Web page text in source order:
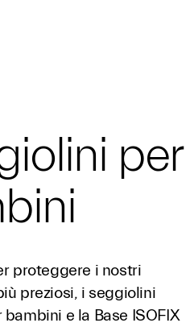
per
proteggere i nostri
preziosi, i seggiolini
e la Base ISOFIX